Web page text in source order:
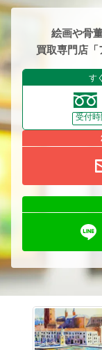
絵画や骨
買取専門店「
す
受付時